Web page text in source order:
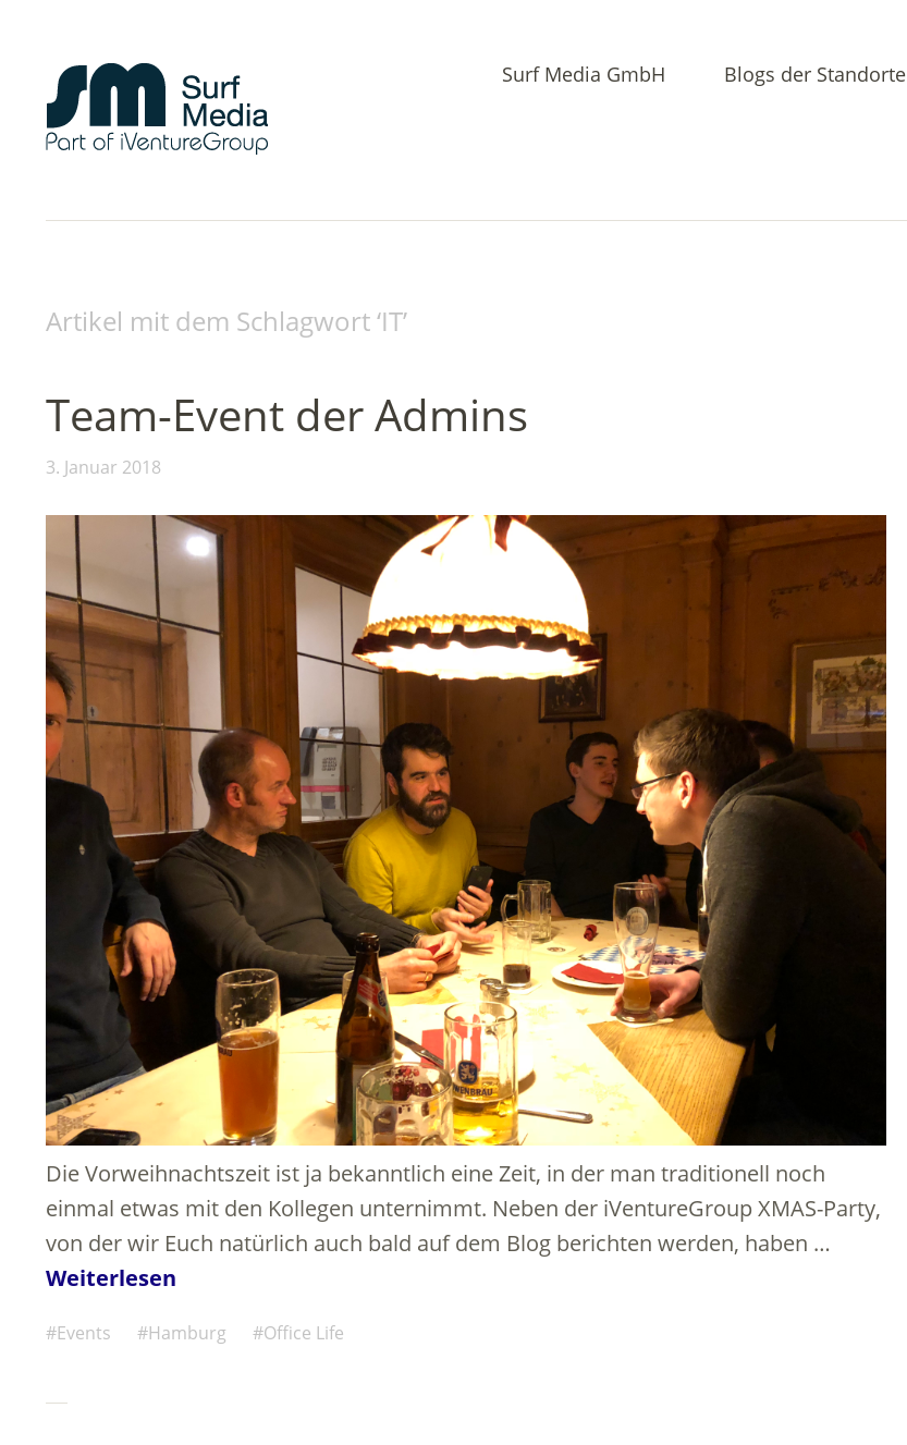
Surf Media GmbH Blogs der Standorte
Artikel mit dem Schlagwort ‘IT’
Team-Event der Admins
3. Januar 2018
Die Vorweihnachtszeit ist ja bekanntlich eine Zeit, in der man traditionell noch
einmal etwas mit den Kollegen unternimmt. Neben der iVentureGroup XMAS-Party,
von der wir Euch natürlich auch bald auf dem Blog berichten werden, haben …
Weiterlesen
Events Hamburg Office Life